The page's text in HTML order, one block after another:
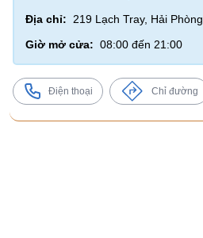
Địa chỉ:
219 Lạch Tray, Hải Phòng
Giờ mở cửa: 08:00 đến 21:00
Điện thoại Chỉ đường